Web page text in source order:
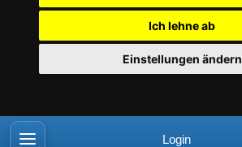
Ich lehne ab
Einstellungen ändern
Login